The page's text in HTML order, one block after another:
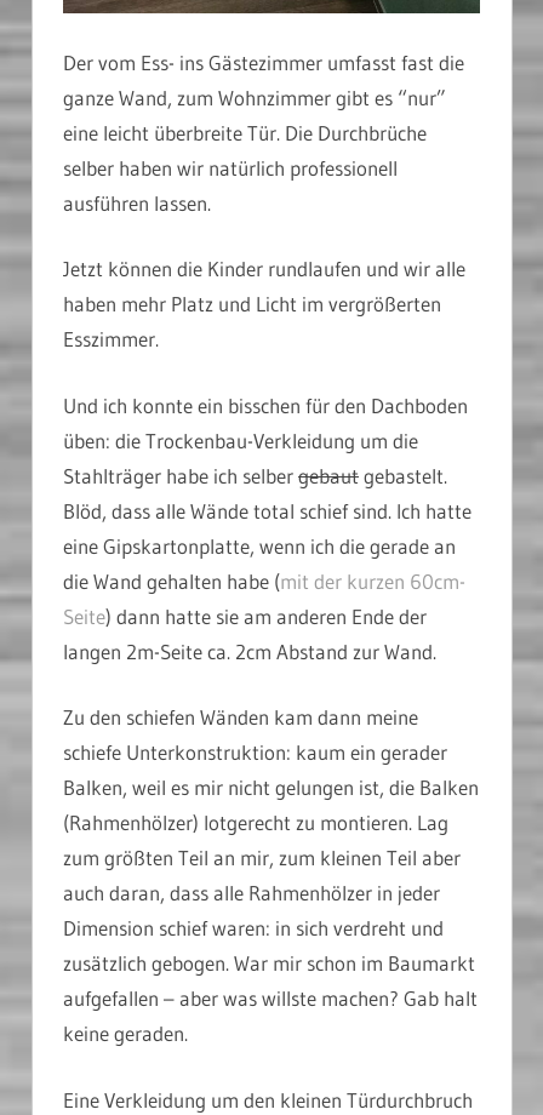
Der vom Ess- ins Gästezimmer umfasst fast die
ganze Wand, zum Wohnzimmer gibt es “nur”
eine leicht überbreite Tür. Die Durchbrüche
selber haben wir natürlich professionell
ausführen lassen.
Jetzt können die Kinder rundlaufen und wir alle
haben mehr Platz und Licht im vergrößerten
Esszimmer.
Und ich konnte ein bisschen für den Dachboden
üben: die Trockenbau-Verkleidung um die
Stahlträger habe ich selbergebautgebastelt.
Blöd, dass alle Wände total schief sind. Ich hatte
eine Gipskartonplatte, wenn ich die gerade an
die Wand gehalten habe (mit der kurzen 60cm-
Seite) dann hatte sie am anderen Ende der
langen 2m-Seite ca. 2cm Abstand zur Wand.
Zu den schiefen Wänden kam dann meine
schiefe Unterkonstruktion: kaum ein gerader
Balken, weil es mir nicht gelungen ist, die Balken
(Rahmenhölzer) lotgerecht zu montieren. Lag
zum größten Teil an mir, zum kleinen Teil aber
auch daran, dass alle Rahmenhölzer in jeder
Dimension schief waren: in sich verdreht und
zusätzlich gebogen. War mir schon im Baumarkt
aufgefallen – aber was willste machen? Gab halt
keine geraden.
Eine Verkleidung um den kleinen Türdurchbruch